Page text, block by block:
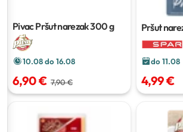
Pivac Pršut narezak300 g
10.08 do 16.08
6,90 € 7,90 €
Pršut
do 11.08
4,99 €